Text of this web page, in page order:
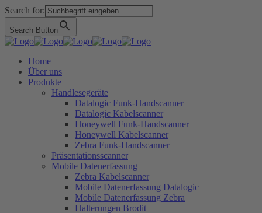
Search for:
Search Button
Home
Über uns
Produkte
Handlesegeräte
Datalogic Funk-Handscanner
Datalogic Kabelscanner
Honeywell Funk-Handscanner
Honeywell Kabelscanner
Zebra Funk-Handscanner
Präsentationsscanner
Mobile Datenerfassung
Zebra Kabelscanner
Mobile Datenerfassung Datalogic
Mobile Datenerfassung Zebra
Halterungen Brodit